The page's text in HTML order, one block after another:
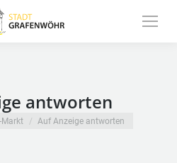
antworten
Markt Auf Anzeige antworten